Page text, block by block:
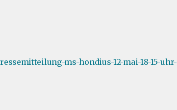
ms-hondius-12-mai-18-15-uhr-